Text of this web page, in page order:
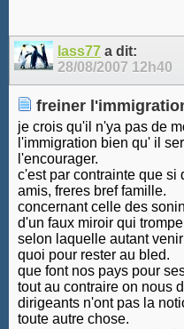
lass77 a dit:
28/08/2007 12h40
freiner
je crois qu'il n'ya pas de
l'immigration bien qu' il
l'encourager.
c'est par contrainte que si
amis, freres bref famille.
concernant celle des
d'un faux miroir qui
selon laquelle autant
quoi pour rester au bled.
que font nos pays pour
tout au contraire on nous
dirigeants n'ont pas la
toute autre chose.